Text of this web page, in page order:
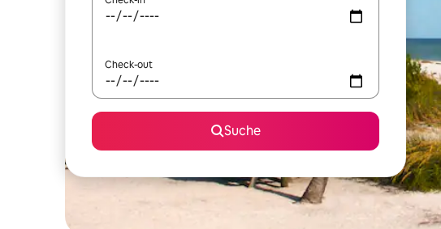
Check-out
Suche